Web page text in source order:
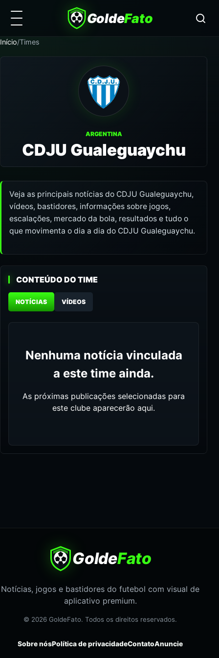
GoldeFato
Início/Times
ARGENTINA
CDJU Gualeguaychu
Veja as principais notícias do CDJU Gualeguaychu,
vídeos, bastidores, informações sobre jogos,
escalações, mercado da bola, resultados e tudo o
que movimenta o dia a dia do CDJU Gualeguaychu.
CONTEÚDO DO TIME
NOTÍCIAS VÍDEOS
Nenhuma notícia vinculada
a este time ainda.
As próximas publicações selecionadas para
este clube aparecerão aqui.
GoldeFato
Notícias, jogos e bastidores do futebol com visual de
aplicativo premium.
© 2026 GoldeFato. Todos os direitos reservados.
Sobre nósPolítica de privacidadeContatoAnuncie